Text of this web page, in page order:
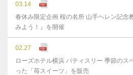
03.14
春休み限定企画 桜の名所 山手ヘレン記念
みよう！』を開催
02.27
ローズホテル横浜 パティスリー 季節のス
った「苺スイーツ」を販売